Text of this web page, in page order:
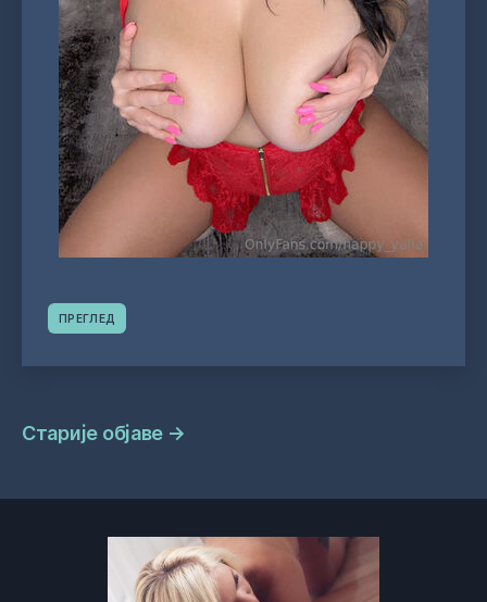
ПРЕГЛЕД
Навигација
Старије објаве →